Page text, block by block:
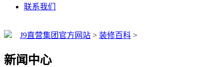
联系我们
J9直营集团官方网站 > 装修百科 >
新闻中心